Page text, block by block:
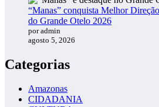
“Manas” conquista Melhor
do Grande Otelo 2026
por admin
agosto 5, 2026
Categorias
Amazonas
CIDADANIA